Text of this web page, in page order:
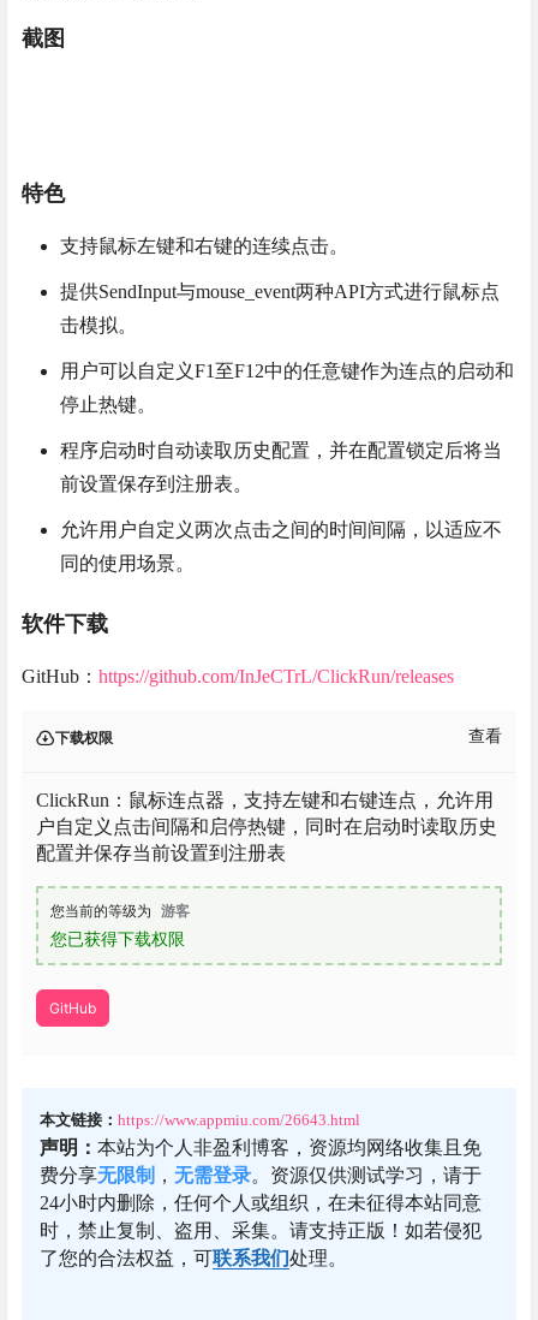
截图
特色
支持鼠标左键和右键的连续点击。
提供SendInput与mouse_event两种API方式进行鼠标点
击模拟。
用户可以自定义F1至F12中的任意键作为连点的启动和
停止热键。
程序启动时自动读取历史配置，并在配置锁定后将当
前设置保存到注册表。
允许用户自定义两次点击之间的时间间隔，以适应不
同的使用场景。
软件下载
GitHub： https://github.com/InJeCTrL/ClickRun/releases
下载权限 查看
ClickRun：鼠标连点器，支持左键和右键连点，允许用
户自定义点击间隔和启停热键，同时在启动时读取历史
配置并保存当前设置到注册表
您当前的等级为 游客
您已获得下载权限
GitHub
本文链接： https://www.appmiu.com/26643.html
声明： 本站为个人非盈利博客，资源均网络收集且免
费分享无限制 ， 无需登录。资源仅供测试学习，请于
24小时内删除，任何个人或组织，在未征得本站同意
时，禁止复制、盗用、采集。请支持正版！如若侵犯
了您的合法权益，可联系我们处理。